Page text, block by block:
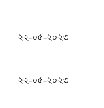
২২-০৫-২০২৩
২২-০৫-২০২৩